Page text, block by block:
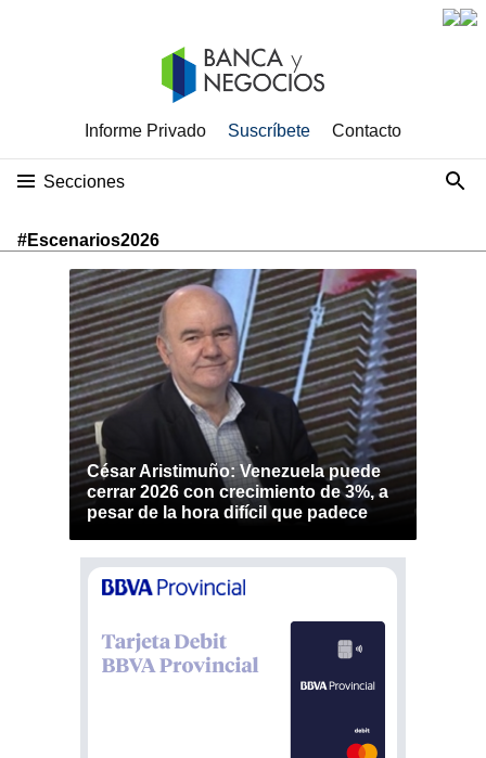
Informe Privado Suscríbete Contacto
Secciones
#Escenarios2026
César Aristimuño: Venezuela puede
cerrar 2026 con crecimiento de 3%, a
pesar de la hora difícil que padece